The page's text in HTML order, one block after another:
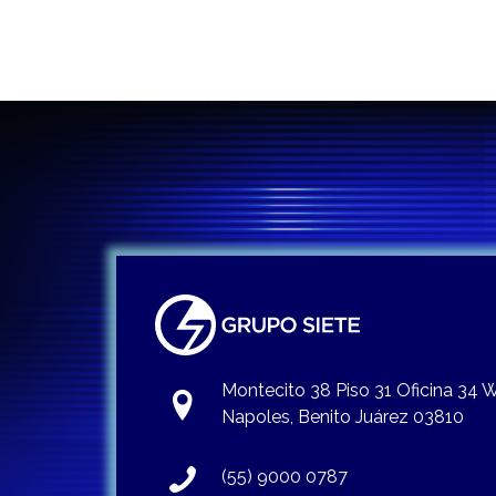
Montecito 38 Piso 31 Oficina 34
Napoles, Benito Juárez 03810
(55) 9000 0787